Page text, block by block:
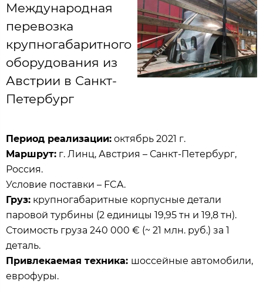
Международная
перевозка
крупногабаритного
оборудования из
Австрии в Санкт-
Петербург
Период реализации: октябрь 2021 г.
Маршрут: г. Линц, Австрия – Санкт-Петербург,
Россия.
Условие поставки – FCA.
Груз: крупногабаритные корпусные детали
паровой турбины (2 единицы 19,95 тн и 19,8 тн).
Стоимость груза 240 000 € (~ 21 млн. руб.) за 1
деталь.
Привлекаемая техника: шоссейные автомобили,
еврофуры.